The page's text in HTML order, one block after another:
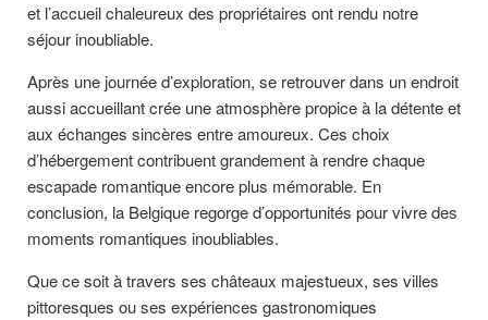
et l’accueil chaleureux des propriétaires ont rendu notre
séjour inoubliable.
Après une journée d’exploration, se retrouver dans un endroit
aussi accueillant crée une atmosphère propice à la détente et
aux échanges sincères entre amoureux. Ces choix
d’hébergement contribuent grandement à rendre chaque
escapade romantique encore plus mémorable. En
conclusion, la Belgique regorge d’opportunités pour vivre des
moments romantiques inoubliables.
Que ce soit à travers ses châteaux majestueux, ses villes
pittoresques ou ses expériences gastronomiques